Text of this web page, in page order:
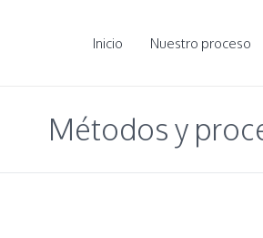
Inicio Nuestro proceso
Métodos y